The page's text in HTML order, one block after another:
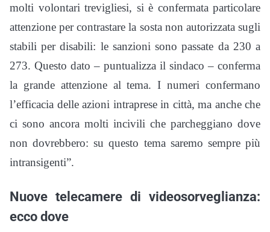
molti volontari trevigliesi, si è confermata particolare
attenzione per contrastare la sosta non autorizzata sugli
stabili per disabili: le sanzioni sono passate da 230 a
273. Questo dato – puntualizza il sindaco – conferma
la grande attenzione al tema. I numeri confermano
l’efficacia delle azioni intraprese in città, ma anche che
ci sono ancora molti incivili che parcheggiano dove
non dovrebbero: su questo tema saremo sempre più
intransigenti”.
Nuove telecamere di videosorveglianza:
ecco dove